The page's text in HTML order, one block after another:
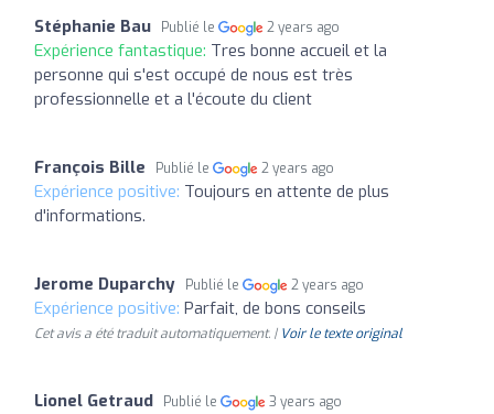
Stéphanie Bau Publié le 2 years ago
Expérience fantastique: Tres bonne accueil et la
personne qui s'est occupé de nous est très
professionnelle et a l'écoute du client
François Bille Publié le 2 years ago
Expérience positive: Toujours en attente de plus
d'informations.
Jerome Duparchy Publié le 2 years ago
Expérience positive: Parfait, de bons conseils
Cet avis a été traduit automatiquement. | Voir le texte original
Lionel Getraud Publié le 3 years ago